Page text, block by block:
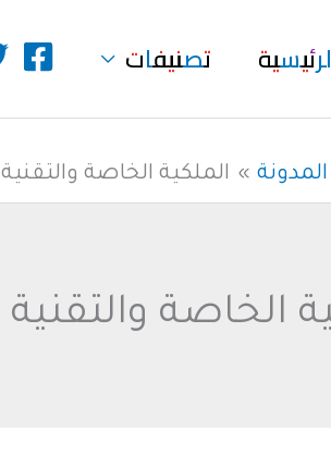
تصنيفات
المدونة الملكية الخاصة والتقنية
الخاصة والتقنية